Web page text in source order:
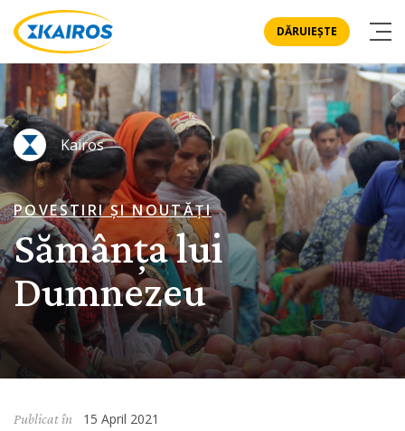
DĂRUIEȘTE
Kairos
POVESTIRI ȘI NOUTĂȚI
Sămânța lui
Dumnezeu
Publicat în 15 April 2021